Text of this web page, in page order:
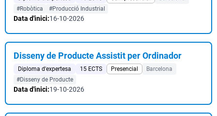
#Robòtica
#Producció Industrial
Data d'inici:16-10-2026
Disseny de Producte Assistit per Ordinador
Diploma d'expertesa 15 ECTS Presencial
Barcelona
#Disseny de Producte
Data d'inici:19-10-2026